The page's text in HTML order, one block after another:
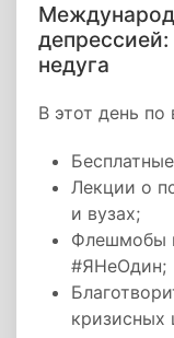
недуга
В этот день
Лекции о
и вузах;
Флешмобы
#ЯНеОдин;
кризисных